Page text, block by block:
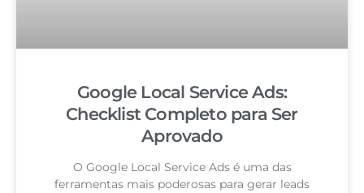
Google Local Service Ads:
Checklist Completo para Ser
Aprovado
O Google Local Service Ads é uma das
ferramentas mais poderosas para gerar leads